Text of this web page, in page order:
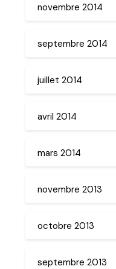
novembre 2014
septembre 2014
juillet 2014
avril 2014
mars 2014
novembre 2013
octobre 2013
septembre 2013